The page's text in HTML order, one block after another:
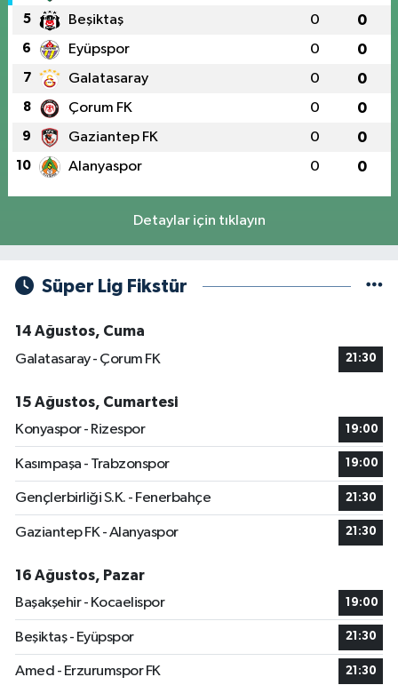
5 Beşiktaş 0 0
6 Eyüpspor 0 0
7 Galatasaray 0 0
8 Çorum FK 0 0
9 Gaziantep FK 0 0
10 Alanyaspor 0 0
Detaylar için tıklayın
Süper Lig Fikstür
14 Ağustos, Cuma
Galatasaray - Çorum FK
21:30
15 Ağustos, Cumartesi
Konyaspor - Rizespor
19:00
Kasımpaşa - Trabzonspor 19:00
Gençlerbirliği S.K. - Fenerbahçe 21:30
Gaziantep FK - Alanyaspor 21:30
16 Ağustos, Pazar
Başakşehir - Kocaelispor
19:00
Beşiktaş - Eyüpspor 21:30
Amed - Erzurumspor FK 21:30